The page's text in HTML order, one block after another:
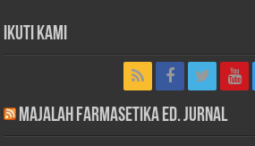
Ikuti Kami
Majalah Farmasetika Ed. Jurnal